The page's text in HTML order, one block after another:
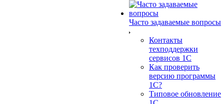
Часто задаваемые вопросы
Контакты
техподдержки
сервисов 1С
Как проверить
версию программы
1С?
Типовое обновление